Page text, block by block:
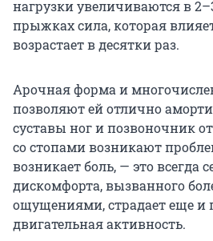
нагрузки увеличиваются в
прыжках сила, которая
возрастает в десятки раз.
Арочная форма и
позволяют ей отлично
суставы ног и позвоночник
со стопами возникают
возникает боль, — это всегда
дискомфорта, вызванного
ощущениями, страдает еще и
двигательная активность.